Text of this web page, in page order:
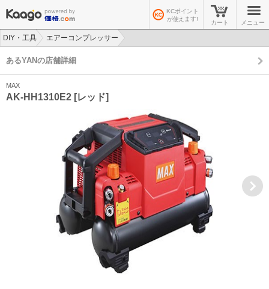
KCポイント
が使えます!
カート メニュー
DIY・工具
エアーコンプレッサー
あるYANの店舗詳細
MAX
AK-HH1310E2 [レッド]